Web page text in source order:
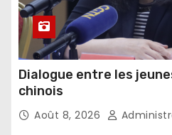
Dialogue entre les
chinois
Août 8, 2026